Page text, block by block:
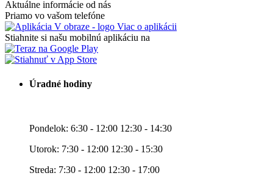
Aktuálne informácie od nás
Priamo vo vašom telefóne
Viac o aplikácii
Stiahnite si našu mobilnú aplikáciu na
Úradné hodiny
Pondelok: 6:30 - 12:00 12:30 - 14:30
Utorok: 7:30 - 12:00 12:30 - 15:30
Streda: 7:30 - 12:00 12:30 - 17:00